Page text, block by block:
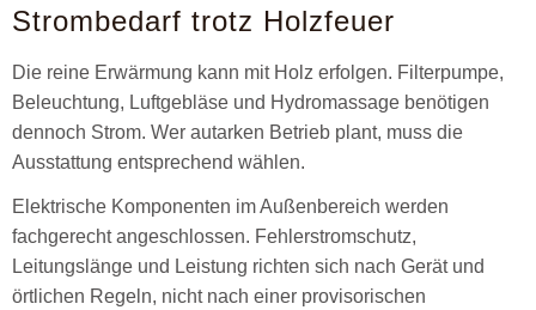
Strombedarf trotz Holzfeuer
Die reine Erwärmung kann mit Holz erfolgen. Filterpumpe,
Beleuchtung, Luftgebläse und Hydromassage benötigen
dennoch Strom. Wer autarken Betrieb plant, muss die
Ausstattung entsprechend wählen.
Elektrische Komponenten im Außenbereich werden
fachgerecht angeschlossen. Fehlerstromschutz,
Leitungslänge und Leistung richten sich nach Gerät und
örtlichen Regeln, nicht nach einer provisorischen